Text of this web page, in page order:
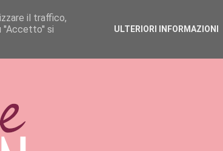
il traffico,
''Accetto'' si
ULTERIORI INFORMAZIONI